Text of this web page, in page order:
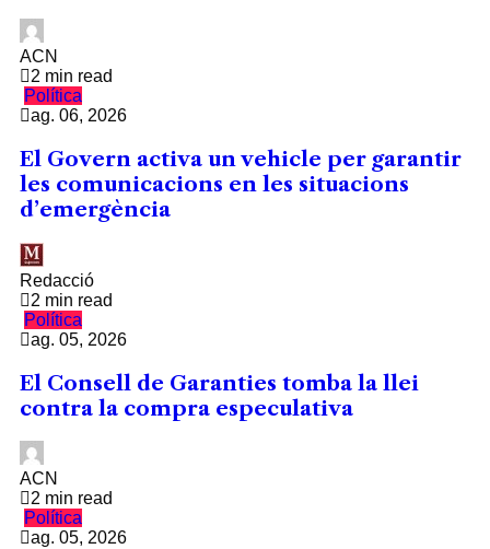
ACN
2 min read
Política
ag. 06, 2026
El Govern activa un vehicle per garantir
les comunicacions en les situacions
d’emergència
Redacció
2 min read
Política
ag. 05, 2026
El Consell de Garanties tomba la llei
contra la compra especulativa
ACN
2 min read
Política
ag. 05, 2026